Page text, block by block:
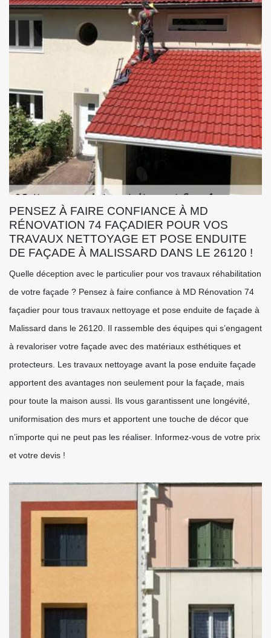
PENSEZ À FAIRE CONFIANCE À MD
RÉNOVATION 74 FAÇADIER POUR VOS
TRAVAUX NETTOYAGE ET POSE ENDUITE
DE FAÇADE À MALISSARD DANS LE 26120 !
Quelle déception avec le particulier pour vos travaux réhabilitation
de votre façade ? Pensez à faire confiance à MD Rénovation 74
façadier pour tous travaux nettoyage et pose enduite de façade à
Malissard dans le 26120. Il rassemble des équipes qui s’engagent
à revaloriser votre façade avec des matériaux esthétiques et
protecteurs. Les travaux nettoyage avant la pose enduite façade
apportent des avantages non seulement pour la façade, mais
pour toute la maison aussi. Ils vous garantissent une longévité,
uniformisation des murs et apportent une touche de décor que
n’importe qui ne peut pas les réaliser. Informez-vous de votre prix
et votre devis !